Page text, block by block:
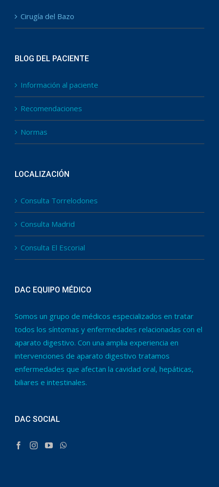
Cirugía del Bazo
BLOG DEL PACIENTE
Información al paciente
Recomendaciones
Normas
LOCALIZACIÓN
Consulta Torrelodones
Consulta Madrid
Consulta El Escorial
DAC EQUIPO MÉDICO
Somos un grupo de médicos especializados en tratar
todos los síntomas y enfermedades relacionadas con el
aparato digestivo. Con una amplia experiencia en
intervenciones de aparato digestivo tratamos
enfermedades que afectan la cavidad oral, hepáticas,
biliares e intestinales.
DAC SOCIAL